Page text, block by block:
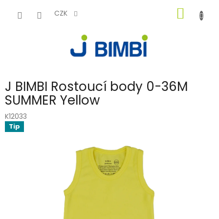
CZK
KOŠÍK
J BIMBI Rostoucí body 0-36M
SUMMER Yellow
K12033
Tip